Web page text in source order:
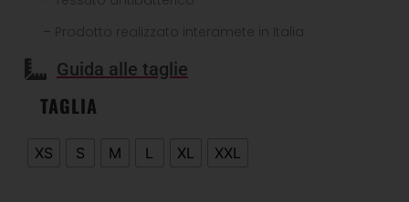
– Prodotto realizzato interamete in Italia
Guida alle taglie
TAGLIA
XS S M L XL XXL